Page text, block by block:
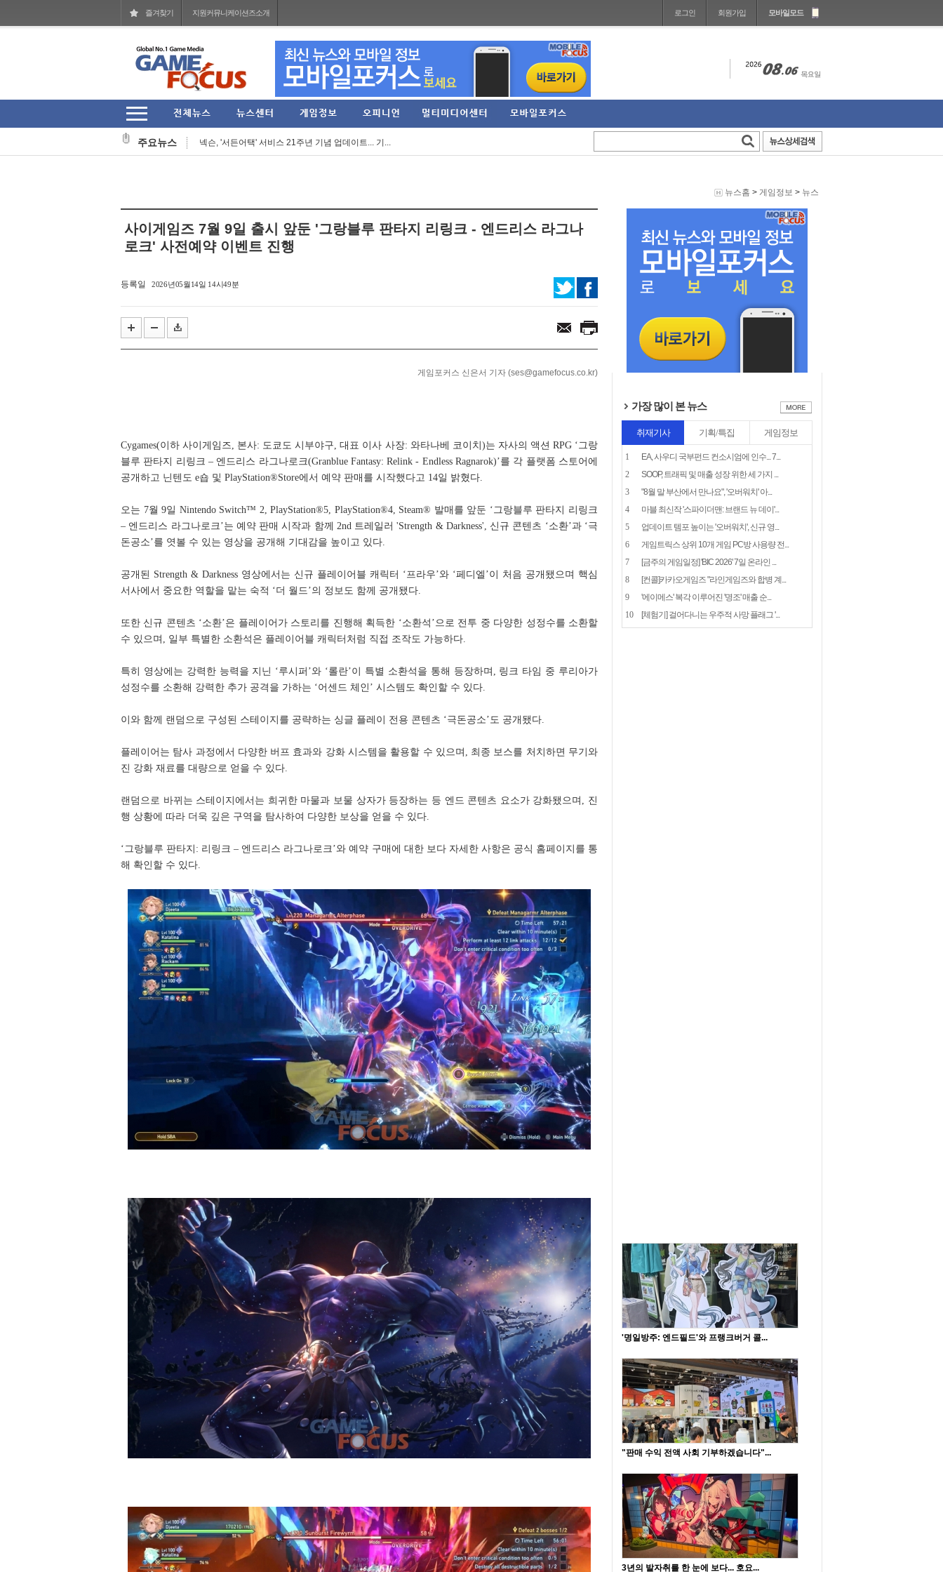
즐겨찾기 지원커뮤니케이션즈소개 로그인 회원가입 모바일모드
주요뉴스
카카오, 과기정통부 주관 ‘AI 에이전트 마켓플레이스...
에이치투 인터렉티브, ‘룬스케이프: 드래곤와일즈’ ...
넥슨, '서든어택' 서비스 21주년 기념 업데이트... 기...
엔씨, '게임스컴 2026'서 '프로젝트 본파이어' 등 신...
카카오게임즈, 신작 '도깨비의세계' 광고 모델로 '천...
뉴스홈 > 게임정보 > 뉴스
사이게임즈 7월 9일 출시 앞둔 '그랑블루 판타지 리링크 - 엔드리스 라그나
로크' 사전예약 이벤트 진행
등록일 2026년05월14일 14시49분
게임포커스 신은서 기자 (ses@gamefocus.co.kr)
Cygames(이하 사이게임즈, 본사: 도쿄도 시부야구, 대표 이사 사장: 와타나베 코이치)는 자사의 액션 RPG ‘그랑
블루 판타지 리링크 – 엔드리스 라그나로크(Granblue Fantasy: Relink - Endless Ragnarok)’를 각 플랫폼 스토어에
공개하고 닌텐도 e숍 및 PlayStation®Store에서 예약 판매를 시작했다고 14일 밝혔다.
오는 7월 9일 Nintendo Switch™ 2, PlayStation®5, PlayStation®4, Steam® 발매를 앞둔 ‘그랑블루 판타지 리링크
– 엔드리스 라그나로크’는 예약 판매 시작과 함께 2nd 트레일러 'Strength & Darkness', 신규 콘텐츠 ‘소환’과 ‘극
돈공소’를 엿볼 수 있는 영상을 공개해 기대감을 높이고 있다.
공개된 Strength & Darkness 영상에서는 신규 플레이어블 캐릭터 ‘프라우’와 ‘페디엘’이 처음 공개됐으며 핵심
서사에서 중요한 역할을 맡는 숙적 ‘더 월드’의 정보도 함께 공개됐다.
또한 신규 콘텐츠 ‘소환’은 플레이어가 스토리를 진행해 획득한 ‘소환석’으로 전투 중 다양한 성정수를 소환할
수 있으며, 일부 특별한 소환석은 플레이어블 캐릭터처럼 직접 조작도 가능하다.
특히 영상에는 강력한 능력을 지닌 ‘루시퍼’와 ‘롤란’이 특별 소환석을 통해 등장하며, 링크 타임 중 루리아가
성정수를 소환해 강력한 추가 공격을 가하는 ‘어센드 체인’ 시스템도 확인할 수 있다.
이와 함께 랜덤으로 구성된 스테이지를 공략하는 싱글 플레이 전용 콘텐츠 ‘극돈공소’도 공개됐다.
플레이어는 탐사 과정에서 다양한 버프 효과와 강화 시스템을 활용할 수 있으며, 최종 보스를 처치하면 무기와
진 강화 재료를 대량으로 얻을 수 있다.
랜덤으로 바뀌는 스테이지에서는 희귀한 마물과 보물 상자가 등장하는 등 엔드 콘텐츠 요소가 강화됐으며, 진
행 상황에 따라 더욱 깊은 구역을 탐사하여 다양한 보상을 얻을 수 있다.
‘그랑블루 판타지: 리링크 – 엔드리스 라그나로크’와 예약 구매에 대한 보다 자세한 사항은 공식 홈페이지를 통
해 확인할 수 있다.
가장 많이 본 뉴스
취재기사 기획/특집 게임정보
1
EA, 사우디 국부펀드 컨소시엄에 인수... 7...
2
SOOP, 트래픽 및 매출 성장 위한 세 가지 ...
3
"8월 말 부산에서 만나요", '오버워치' 아...
4
마블 최신작 '스파이더맨: 브랜드 뉴 데이'...
5
업데이트 템포 높이는 '오버워치', 신규 영...
6
게임트릭스 상위 10개 게임 PC방 사용량 전...
7
[금주의 게임일정] 'BIC 2026' 7일 온라인 ...
8
[컨콜]카카오게임즈 "라인게임즈와 합병 계...
9
'에이메스' 복각 이루어진 '명조' 매출 순...
10
[체험기] 걸어다니는 우주적 사망 플래그 '...
'명일방주: 엔드필드'와 프랭크버거 콜...
"판매 수익 전액 사회 기부하겠습니다"...
3년의 발자취를 한 눈에 보다... 호요...